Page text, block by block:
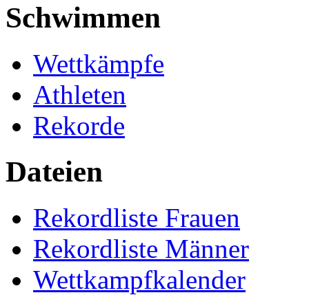
Schwimmen
Wettkämpfe
Athleten
Rekorde
Dateien
Rekordliste Frauen
Rekordliste Männer
Wettkampfkalender